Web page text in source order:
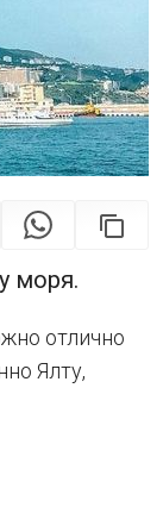
моря.
отлично
Ялту,